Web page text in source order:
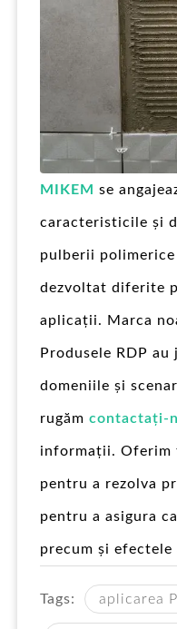
MIKEM se
caracteristicile și
pulberii
dezvoltat diferite
aplicații. Marca
Produsele RDP
domeniile și
rugăm contactați-
informații. Oferim
pentru a rezolva
pentru a asigura
precum și efectele
Tags: aplicarea